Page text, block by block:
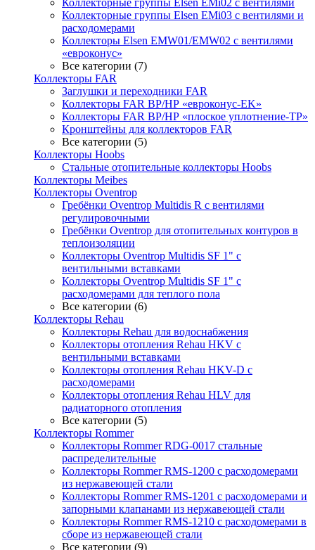
Коллекторные группы Elsen EMi02 с вентилями
Коллекторные группы Elsen EMi03 с вентилями и
расходомерами
Коллекторы Elsen EMW01/EMW02 с вентилями
«евроконус»
Все категории (7)
Коллекторы FAR
Заглушки и переходники FAR
Коллекторы FAR ВР/НР «евроконус-EK»
Коллекторы FAR ВР/НР «плоское уплотнение-TP»
Кронштейны для коллекторов FAR
Все категории (5)
Коллекторы Hoobs
Стальные отопительные коллекторы Hoobs
Коллекторы Meibes
Коллекторы Oventrop
Гребёнки Oventrop Multidis R с вентилями
регулировочными
Гребёнки Oventrop для отопительных контуров в
теплоизоляции
Коллекторы Oventrop Multidis SF 1" с
вентильными вставками
Коллекторы Oventrop Multidis SF 1" с
расходомерами для теплого пола
Все категории (6)
Коллекторы Rehau
Коллекторы Rehau для водоснабжения
Коллекторы отопления Rehau HKV с
вентильными вставками
Коллекторы отопления Rehau HKV-D с
расходомерами
Коллекторы отопления Rehau HLV для
радиаторного отопления
Все категории (5)
Коллекторы Rommer
Коллекторы Rommer RDG-0017 стальные
распределительные
Коллекторы Rommer RMS-1200 с расходомерами
из нержавеющей стали
Коллекторы Rommer RMS-1201 с расходомерами и
запорными клапанами из нержавеющей стали
Коллекторы Rommer RMS-1210 с расходомерами в
сборе из нержавеющей стали
Все категории (9)